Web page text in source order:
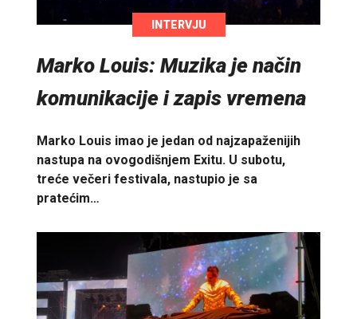
INTERVJU
Marko Louis: Muzika je način
komunikacije i zapis vremena
Marko Louis imao je jedan od najzapaženijih
nastupa na ovogodišnjem Exitu. U subotu,
treće večeri festivala, nastupio je sa
pratećim…